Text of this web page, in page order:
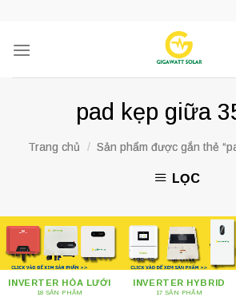
content
pad kẹp giữa
Trang chủ / Sản phẩm được gắn thẻ
LỌC
INVERTER HÒA LƯỚI
18 SẢN PHẨM
INVERTER HYBRID
17 SẢN PHẨM